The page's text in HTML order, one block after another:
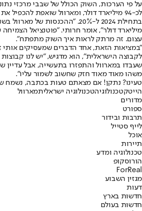
מיליארד דולר", אומר חרותי. "פוטנציאל
עצום. זה מרתק לראות איך השוק מתפתח".
"במציאות הזאת, אחד הדברים שמעסיקים אותי
לקבוצה הישראלית", הוא מדגיש, "יש לנו
שעבדו במארוול והתפזרו בתעשייה, אבל עדיין
משהו מאוד מאוד חזק שחשוב לשמור עליו".
טעינו? נתקן! אם מצאתם טעות בכתבה, נשמח
הייטקטכנולוגיהטכנולוגיה ישראליתמארוול
מדורים
ספורט
תרבות ובידור
לייף סטייל
אוכל
תיירות
טכנולוגיה ומדע
הורוסקופ
ForReal
מגזין השבוע
דעות
חדשות בארץ
חדשות בעולם